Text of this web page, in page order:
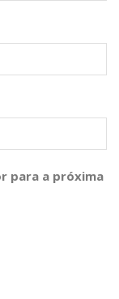
para a próxima